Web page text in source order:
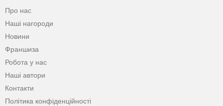
Про нас
Наші нагороди
Новини
Франшиза
Робота у нас
Наші автори
Контакти
Політика конфіденційності